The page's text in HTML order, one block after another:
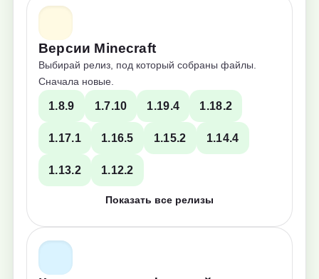
Версии Minecraft
Выбирай релиз, под который собраны файлы.
Сначала новые.
1.8.9 1.7.10 1.19.4 1.18.2
1.17.1 1.16.5 1.15.2 1.14.4
1.13.2 1.12.2
Показать все релизы